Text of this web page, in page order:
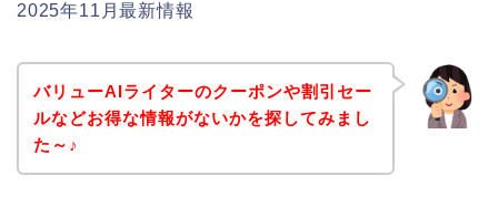
2025年11月最新情報
バリューAIライターのクーポンや割引セー
ルなどお得な情報がないかを探してみまし
た～♪